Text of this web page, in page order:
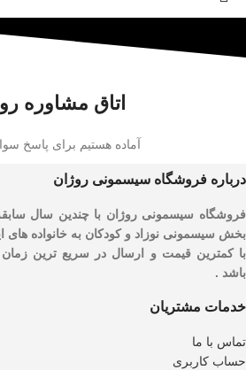
اتاق مشاوره
آماده هستیم برای پاسخ
درباره فروشگاه سیسمونی روژان
فروشگاه سیسمونی روژان با چندین سال سابقه
بخش سیسمونی نوزاد و کودکان به خانواده های
با کمترین قیمت و ارسال در سریع ترین
باشد .
خدمات مشتریان
تماس با ما
حساب کاربری